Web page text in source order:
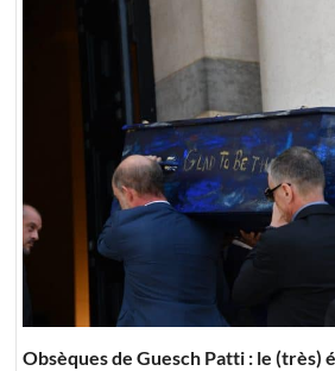
Obsèques de Guesch Patti : le (très)